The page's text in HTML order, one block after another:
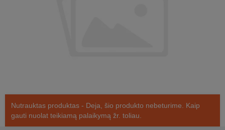
Nutrauktas produktas - Deja, šio produkto nebeturime. Kaip
gauti nuolat teikiamą palaikymą žr. toliau.